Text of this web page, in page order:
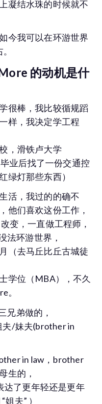
凝结水珠的时候就不
今我可以在环游世界
的动机是什
很棒，我比较循规蹈
样，我决定学工程
，滑铁卢大学
业后找了一份交通控
绿灯那些东西）
活，我过的的确不
他们喜欢这份工作，
变，一直做工程师，
法环游世界，
（去马丘比丘古城徒
学位（MBA），不久
。
兄弟做的，
夫/妹夫(brother in
in law，brother
生的，
达了更年轻还是更年
夫” ）